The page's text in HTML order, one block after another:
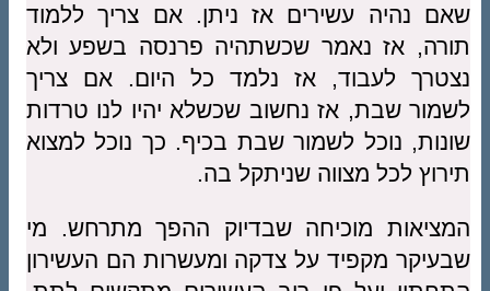
שאם נהיה עשירים אז ניתן. אם צריך ללמוד
תורה, אז נאמר שכשתהיה פרנסה בשפע ולא
נצטרך לעבוד, אז נלמד כל היום. אם צריך
לשמור שבת, אז נחשוב שכשלא יהיו לנו טרדות
שונות, נוכל לשמור שבת בכיף. כך נוכל למצוא
תירוץ לכל מצווה שניתקל בה.
המציאות מוכיחה שבדיוק ההפך מתרחש. מי
שבעיקר מקפיד על צדקה ומעשרות הם העשירון